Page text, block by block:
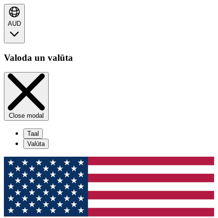
AUD
Valoda un valūta
Close modal
Taal
Valūta